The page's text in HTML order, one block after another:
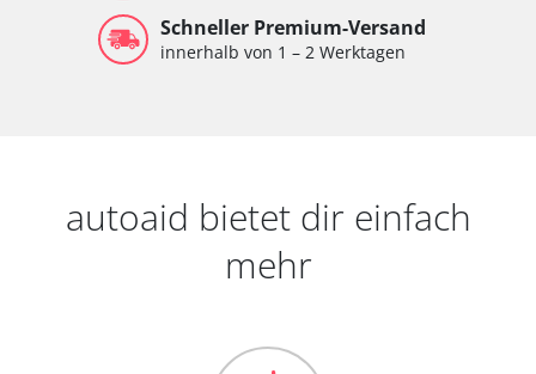
Schneller Premium-Versand
innerhalb von 1 – 2 Werktagen
autoaid bietet dir einfach
mehr